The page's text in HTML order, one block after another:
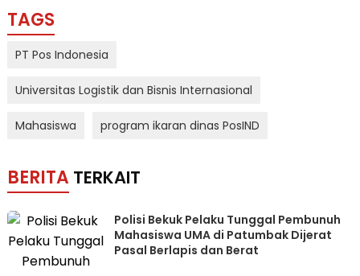
TAGS
PT Pos Indonesia
Universitas Logistik dan Bisnis Internasional
Mahasiswa program ikaran dinas PosIND
BERITA TERKAIT
Polisi Bekuk Pelaku Tunggal Pembunuh
Mahasiswa UMA di Patumbak Dijerat
Pasal Berlapis dan Berat